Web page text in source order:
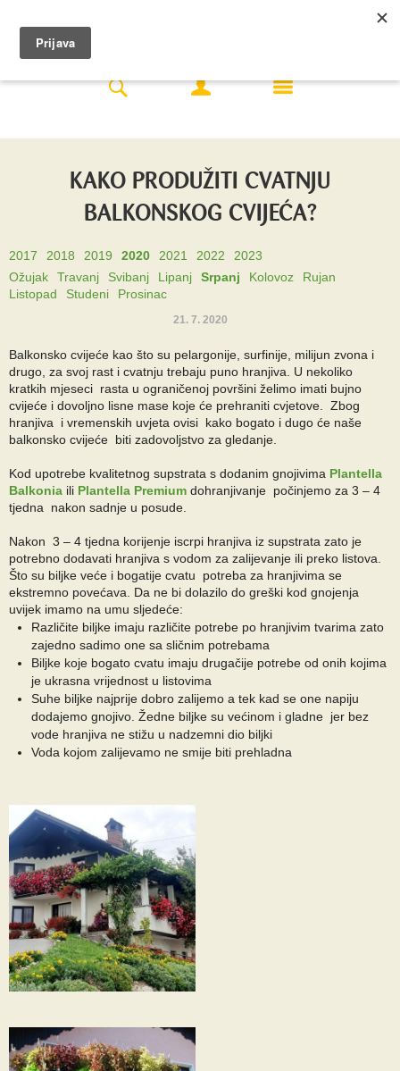
KAKO PRODUŽITI CVATNJU
BALKONSKOG CVIJEĆA?
2017 2018 2019 2020 2021 2022
2023
Ožujak
Travanj Svibanj Lipanj Srpanj Kolovoz
Rujan
Listopad
Studeni Prosinac
21. 7. 2020
Balkonsko cvijeće kao što su pelargonije, surfinije, milijun zvona i
drugo, za svoj rast i cvatnju trebaju puno hranjiva. U nekoliko
kratkih mjeseci rasta u ograničenoj površini želimo imati bujno
cvijeće i dovoljno lisne mase koje će prehraniti cvjetove. Zbog
hranjiva i vremenskih uvjeta ovisi kako bogato i dugo će naše
balkonsko cvijeće biti zadovoljstvo za gledanje.
Kod upotrebe kvalitetnog supstrata s dodanim gnojivima Plantella
Balkonia ili Plantella Premium dohranjivanje počinjemo za 3 – 4
tjedna nakon sadnje u posude.
Nakon 3 – 4 tjedna korijenje iscrpi hranjiva iz supstrata zato je
potrebno dodavati hranjiva s vodom za zalijevanje ili preko listova.
Što su biljke veće i bogatije cvatu potreba za hranjivima se
ekstremno povećava. Da ne bi dolazilo do greški kod gnojenja
uvijek imamo na umu sljedeće:
Različite biljke imaju različite potrebe po hranjivim tvarima zato
zajedno sadimo one sa sličnim potrebama
Biljke koje bogato cvatu imaju drugačije potrebe od onih kojima
je ukrasna vrijednost u listovima
Suhe biljke najprije dobro zalijemo a tek kad se one napiju
dodajemo gnojivo. Žedne biljke su većinom i gladne jer bez
vode hranjiva ne stižu u nadzemni dio biljki
Voda kojom zalijevamo ne smije biti prehladna